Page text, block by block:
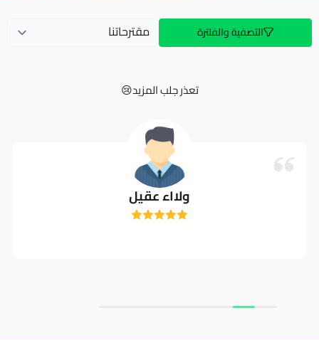
التصفية والفلترة
تعذر جلب المزيد😢
ولااء عقيل